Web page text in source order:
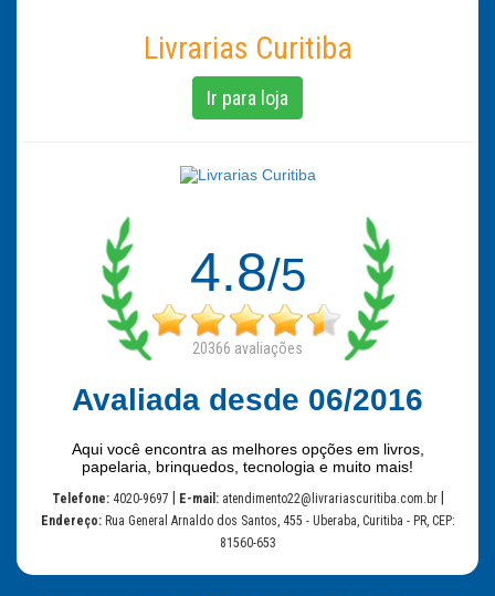
Livrarias Curitiba
Ir para loja
4.8/5
20366 avaliações
Avaliada desde 06/2016
Aqui você encontra as melhores opções em livros,
papelaria, brinquedos, tecnologia e muito mais!
Telefone: 4020-9697 E-mail:atendimento22@livrariascuritiba.com.br
Endereço: Rua General Arnaldo dos Santos, 455 - Uberaba, Curitiba - PR, CEP:
81560-653